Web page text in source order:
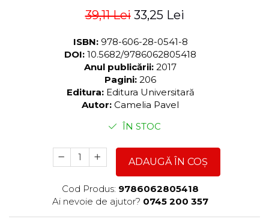
39,11 Lei 33,25 Lei
ISBN: 978-606-28-0541-8
DOI: 10.5682/9786062805418
Anul publicării: 2017
Pagini: 206
Editura: Editura Universitară
Autor: Camelia Pavel
ÎN STOC
ADAUGĂ ÎN COȘ
Cod Produs: 9786062805418
Ai nevoie de ajutor? 0745 200 357